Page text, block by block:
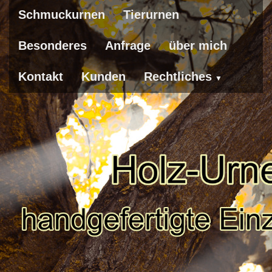
Schmuckurnen Tierurnen
Besonderes Anfrage über mich
Kontakt Kunden Rechtliches